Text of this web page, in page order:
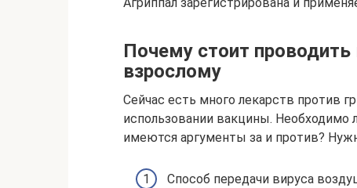
Почему стоит
взрослому
Сейчас есть много лекарств против
использовании вакцины. Необходимо
имеются аргументы за и против?
Способ передачи вируса